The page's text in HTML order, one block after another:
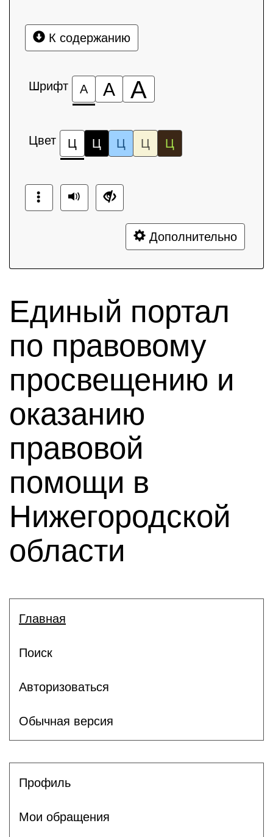
К содержанию
Шрифт А А А
Цвет Ц Ц Ц Ц Ц
Дополнительно
Единый портал
по правовому
просвещению и
оказанию
правовой
помощи в
Нижегородской
области
Главная
Поиск
Авторизоваться
Обычная версия
Профиль
Мои обращения